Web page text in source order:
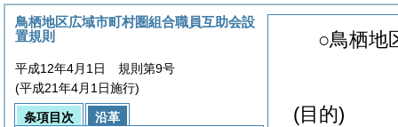
○鳥栖地
(目的)
鳥栖地区広域市町村圏組合職員互助会設
置規則
平成12年4月1日 規則第9号
(平成21年4月1日施行)
条項目次
沿革